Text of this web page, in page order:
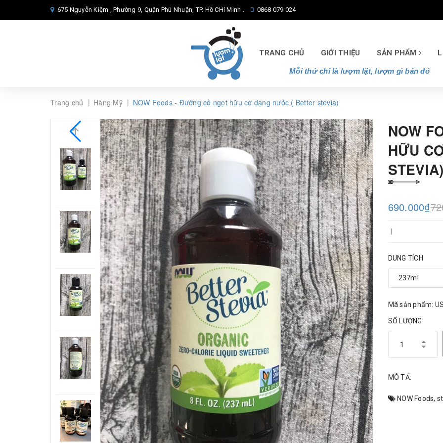
675 Nguyễn Kiệm , Phường 9, Quận Phú Nhuận, TP. Hồ CHí Minh . 0868 079 024
TRANG CHỦ GIỚI THIỆU SẢN PHẨM
Mỗi thứ chỉ là lượm lặt, lượm gì bán đó
Trang chủ | Hàng Mỹ | NOW Foods - Đường cỏ ngọt hữu cơ dạng nước ( Better stevia)
NOW
HỮU
690.000₫
DUNG TÍCH
Mã sản phẩm:
SỐ LƯỢNG:
MÔ TẢ:
NOW Foods,